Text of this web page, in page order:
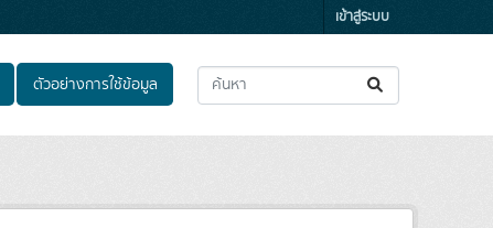
เข้าสู่ระบบ
ตัวอย่างการใช้ข้อมูล